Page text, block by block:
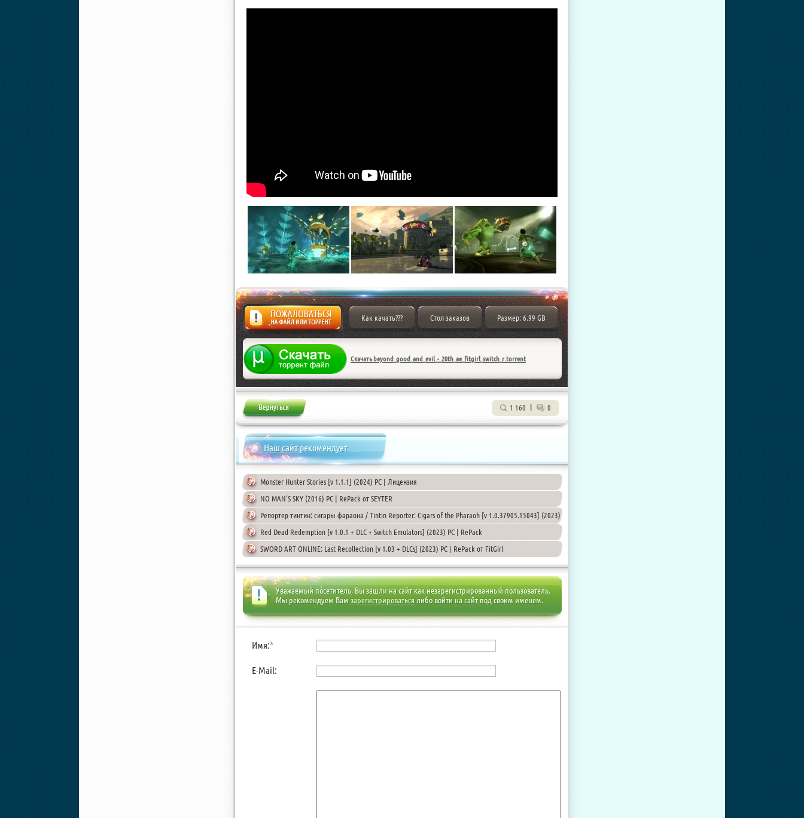
Жалоба
Как качать??? Стол заказов Размер: 6.99 GB
Скачать beyond_good_and_evil_-_20th_ae_fitgirl_switch_r.torrent
1 160 0
Наш сайт рекомендует
Monster Hunter Stories [v 1.1.1] (2024) PC | Лицензия
NO MAN'S SKY (2016) PC | RePack от SEYTER
Репортер тинтин: сигары фараона / Tintin Reporter: Cigars of the Pharaoh [v 1.0.37905.15043] (2023)
PC | RePack от FitGirl
Red Dead Redemption [v 1.0.1 + DLC + Switch Emulators] (2023) PC | RePack
SWORD ART ONLINE: Last Recollection [v 1.03 + DLCs] (2023) PC | RePack от FitGirl
Уважаемый посетитель, Вы зашли на сайт как незарегистрированный пользователь.
Мы рекомендуем Вам зарегистрироватьсялибо войти на сайт под своим именем.
Имя:*
E-Mail: